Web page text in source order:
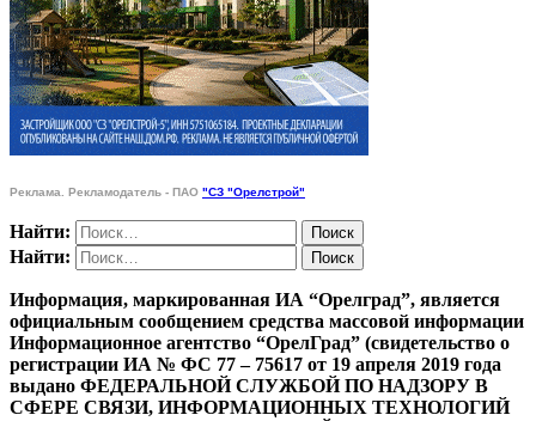
Реклама. Рекламодатель - ПАО "СЗ "Орелстрой"
Найти:
Найти:
Информация, маркированная ИА “Орелград”, является
официальным сообщением средства массовой информации
Информационное агентство “ОрелГрад” (свидетельство о
регистрации ИА № ФС 77 – 75617 от 19 апреля 2019 года
выдано ФЕДЕРАЛЬНОЙ СЛУЖБОЙ ПО НАДЗОРУ В
СФЕРЕ СВЯЗИ, ИНФОРМАЦИОННЫХ ТЕХНОЛОГИЙ